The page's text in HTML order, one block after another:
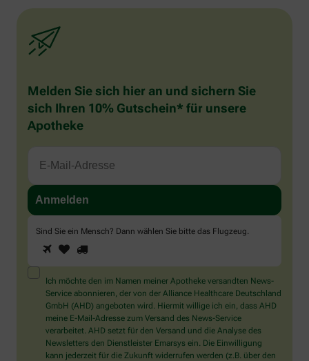
Melden Sie sich hier an und sichern Sie
sich Ihren 10% Gutschein* für unsere
Apotheke
Sind Sie ein Mensch? Dann wählen Sie bitte das Flugzeug
Sind
Sie
ein
Mensch?
Dann
wählen
Sie
bitte
das
Flugzeug.
1 2
Ich möchte den im Namen meiner Apotheke versandten News-
Service abonnieren, der von der Alliance Healthcare Deutschland
GmbH (AHD) angeboten wird. Hiermit willige ich ein, dass AHD
meine E-Mail-Adresse zum Versand des News-Service
verarbeitet. AHD setzt für den Versand und die Analyse des
Newsletters den Dienstleister Emarsys ein. Die Einwilligung
kann jederzeit für die Zukunft widerrufen werden (z.B. über den